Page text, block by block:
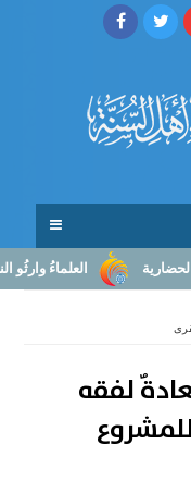
العلماءُ وارثُو النبوّة:
لفقه